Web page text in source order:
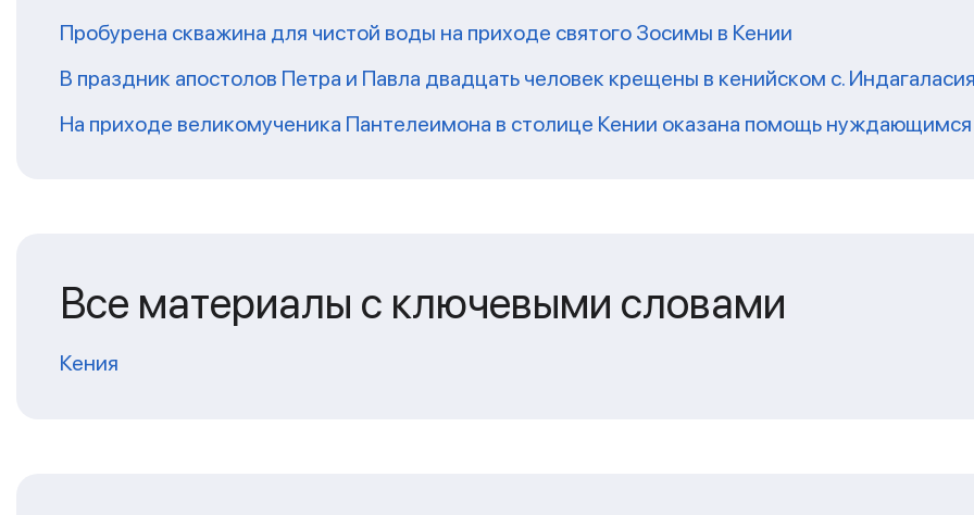
Пробурена скважина для чистой воды на приходе святого Зосимы в Кении
В праздник апостолов Петра и Павла двадцать человек крещены в кенийском с.
На приходе великомученика Пантелеимона в столице Кении оказана помощь нуждающимся
Все материалы с ключевыми словами
Кения